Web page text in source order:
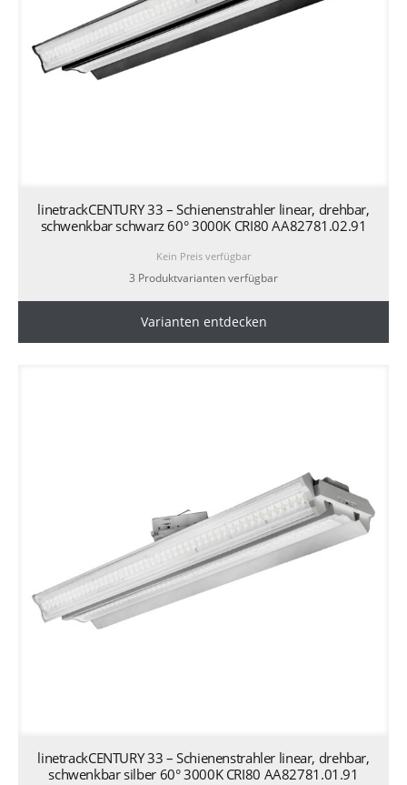
linetrackCENTURY 33 – Schienenstrahler linear, drehbar,
schwenkbar schwarz 60° 3000K CRI80 AA82781.02.91
Kein Preis verfügbar
3 Produktvarianten verfügbar
Varianten entdecken
linetrackCENTURY 33 – Schienenstrahler linear, drehbar,
schwenkbar silber 60° 3000K CRI80 AA82781.01.91